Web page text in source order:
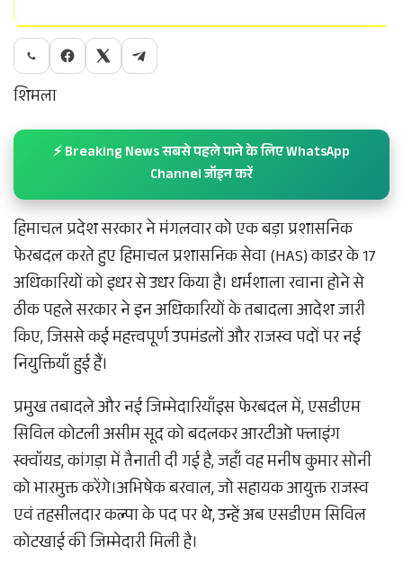
शिमला​
⚡ Breaking News सबसे पहले पाने के लिए WhatsApp
Channel जॉइन करें
हिमाचल प्रदेश सरकार ने मंगलवार को एक बड़ा प्रशासनिक
फेरबदल करते हुए हिमाचल प्रशासनिक सेवा (HAS) काडर के 17
अधिकारियों को इधर से उधर किया है। धर्मशाला रवाना होने से
ठीक पहले सरकार ने इन अधिकारियों के तबादला आदेश जारी
किए, जिससे कई महत्त्वपूर्ण उपमंडलों और राजस्व पदों पर नई
नियुक्तियाँ हुई हैं।​
प्रमुख तबादले और नई जिम्मेदारियाँ​इस फेरबदल में, एसडीएम
सिविल कोटली असीम सूद को बदलकर आरटीओ फ्लाइंग
स्क्वॉयड, कांगड़ा में तैनाती दी गई है, जहाँ वह मनीष कुमार सोनी
को भारमुक्त करेंगे।​अभिषेक बरवाल, जो सहायक आयुक्त राजस्व
एवं तहसीलदार कल्पा के पद पर थे, उन्हें अब एसडीएम सिविल
कोटखाई की जिम्मेदारी मिली है।​